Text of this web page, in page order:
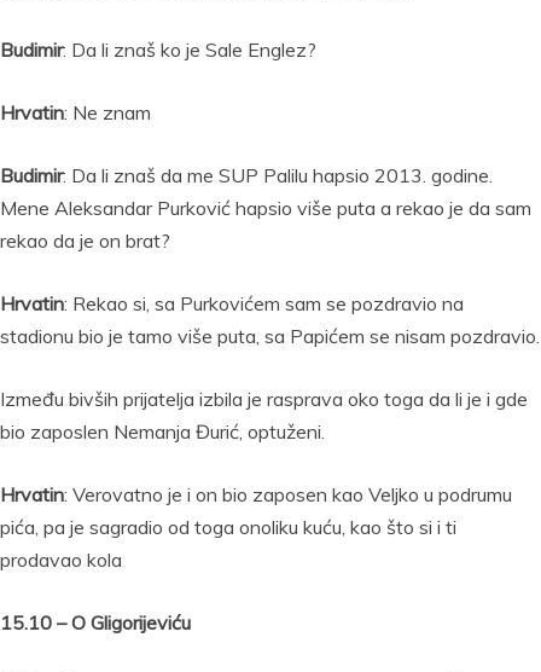
Budimir: Da li znaš ko je Sale Englez?
Hrvatin: Ne znam
Budimir: Da li znaš da me SUP Palilu hapsio 2013. godine.
Mene Aleksandar Purković hapsio više puta a rekao je da sam
rekao da je on brat?
Hrvatin: Rekao si, sa Purkovićem sam se pozdravio na
stadionu bio je tamo više puta, sa Papićem se nisam pozdravio.
Između bivših prijatelja izbila je rasprava oko toga da li je i gde
bio zaposlen Nemanja Đurić, optuženi.
Hrvatin: Verovatno je i on bio zaposen kao Veljko u podrumu
pića, pa je sagradio od toga onoliku kuću, kao što si i ti
prodavao kola
15.10 – O Gligorijeviću